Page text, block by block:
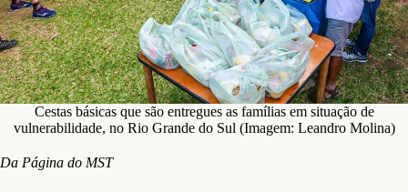
Cestas básicas que são entregues as famílias em situação de
vulnerabilidade, no Rio Grande do Sul (Imagem: Leandro Molina)
Da Página do MST